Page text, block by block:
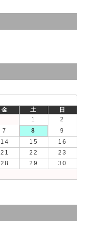
金 土
日
1
2
7 8
9
14 15
16
21 22
23
28 29
30